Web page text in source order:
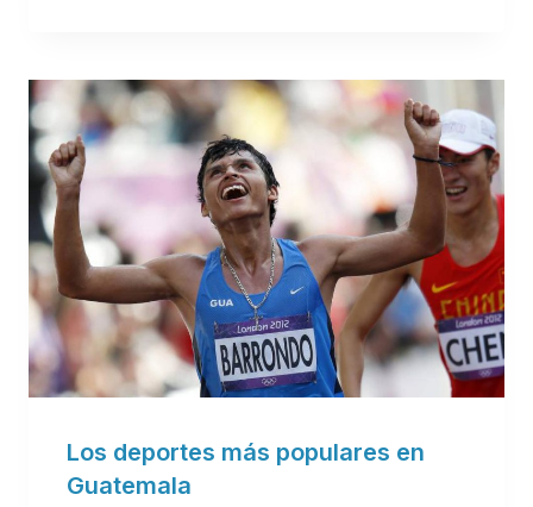
Los deportes más populares en
Guatemala